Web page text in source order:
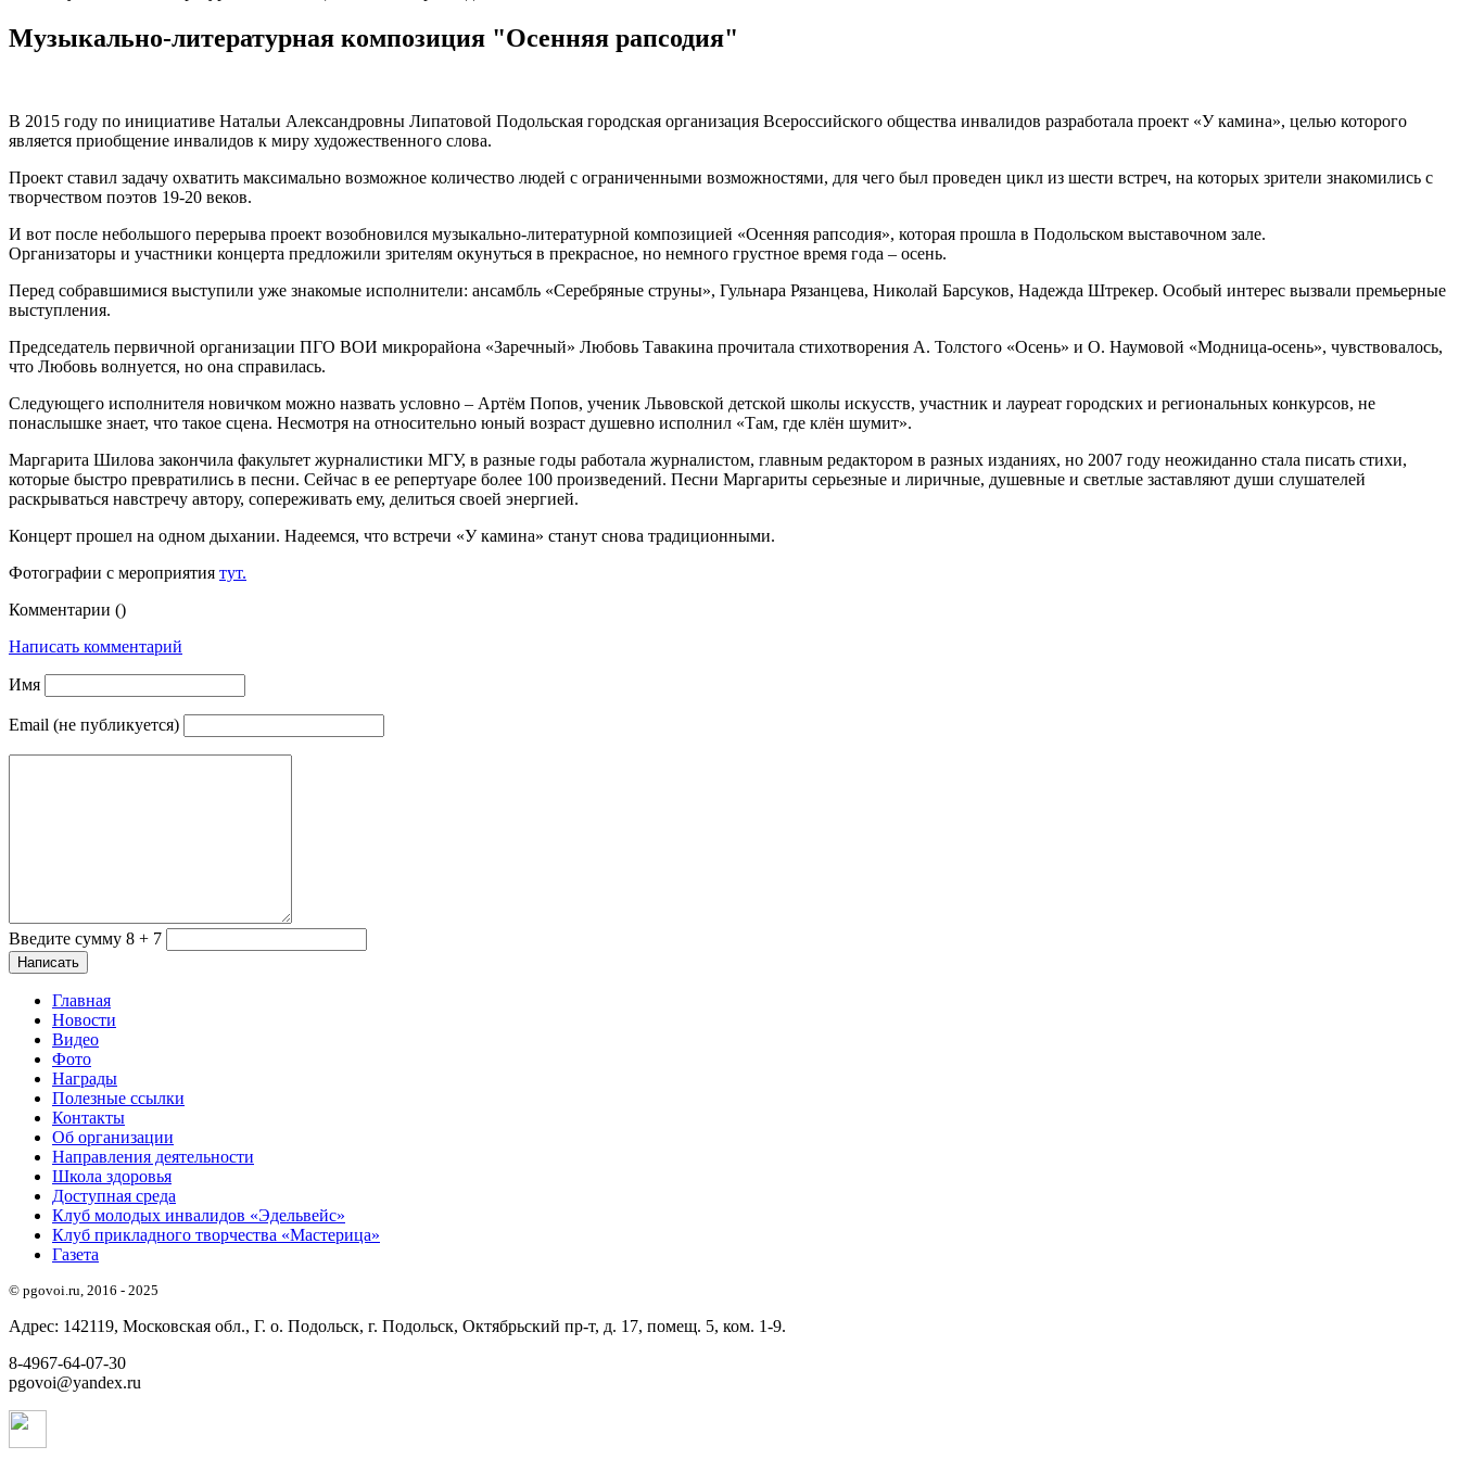
Музыкально-литературная композиция "Осенняя рапсодия"
В 2015 году по инициативе Натальи Александровны Липатовой Подольская городская организация Всероссийского общества инвалидов разработала проект «У камина», целью которого
является приобщение инвалидов к миру художественного слова.
Проект ставил задачу охватить максимально возможное количество людей с ограниченными возможностями, для чего был проведен цикл из шести встреч, на которых зрители знакомились с
творчеством поэтов 19-20 веков.
И вот после небольшого перерыва проект возобновился музыкально-литературной композицией «Осенняя рапсодия», которая прошла в Подольском выставочном зале.
Организаторы и участники концерта предложили зрителям окунуться в прекрасное, но немного грустное время года – осень.
Перед собравшимися выступили уже знакомые исполнители: ансамбль «Серебряные струны», Гульнара Рязанцева, Николай Барсуков, Надежда Штрекер. Особый интерес вызвали премьерные
выступления.
Председатель первичной организации ПГО ВОИ микрорайона «Заречный» Любовь Тавакина прочитала стихотворения А. Толстого «Осень» и О. Наумовой «Модница-осень», чувствовалось,
что Любовь волнуется, но она справилась.
Следующего исполнителя новичком можно назвать условно – Артём Попов, ученик Львовской детской школы искусств, участник и лауреат городских и региональных конкурсов, не
понаслышке знает, что такое сцена. Несмотря на относительно юный возраст душевно исполнил «Там, где клён шумит».
Маргарита Шилова закончила факультет журналистики МГУ, в разные годы работала журналистом, главным редактором в разных изданиях, но 2007 году неожиданно стала писать стихи,
которые быстро превратились в песни. Сейчас в ее репертуаре более 100 произведений. Песни Маргариты серьезные и лиричные, душевные и светлые заставляют души слушателей
раскрываться навстречу автору, сопереживать ему, делиться своей энергией.
Концерт прошел на одном дыхании. Надеемся, что встречи «У камина» станут снова традиционными.
Фотографии с мероприятия тут.
Комментарии ()
Написать комментарий
Имя
Email (не публикуется)
Введите сумму 8 + 7
Главная
Новости
Видео
Фото
Награды
Полезные ссылки
Контакты
Об организации
Направления деятельности
Школа здоровья
Доступная среда
Клуб молодых инвалидов «Эдельвейс»
Клуб прикладного творчества «Мастерица»
Газета
© pgovoi.ru, 2016 - 2025
Адрес: 142119, Московская обл., Г. о. Подольск, г. Подольск, Октябрьский пр-т, д. 17, помещ. 5, ком. 1-9.
8-4967-64-07-30
pgovoi@yandex.ru